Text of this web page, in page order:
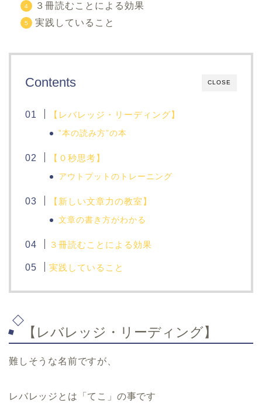
３冊読むことによる効果
実践していること
CLOSE
Contents
【レバレッジ・リーディング】
”本の読み方”の本
【０秒思考】
アウトプットのトレーニング
【新しい文章力の教室】
文章の書き方がわかる
３冊読むことによる効果
実践していること
【レバレッジ・リーディング】
難しそうな名前ですが、
レバレッジとは「てこ」の事です